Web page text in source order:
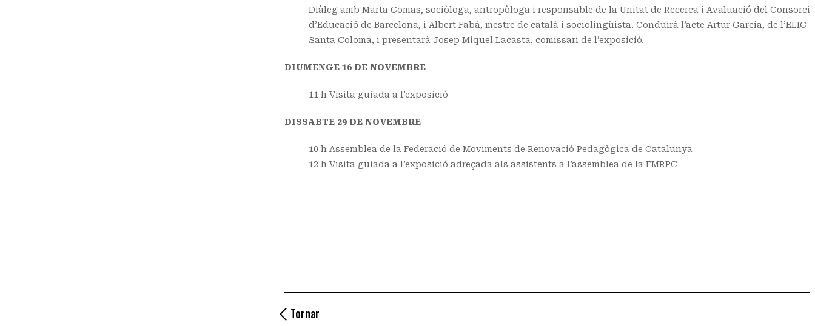
Diàleg amb Marta Comas, sociòloga, antropòloga i responsable de la Unitat de Recerca i Avaluació del Consorci
d’Educació de Barcelona, i Albert Fabà, mestre de català i sociolingüista. Conduirà l’acte Artur Garcia, de l’ELIC
Santa Coloma, i presentarà Josep Miquel Lacasta, comissari de l’exposició.
DIUMENGE 16 DE NOVEMBRE
11 h Visita guiada a l’exposició
DISSABTE 29 DE NOVEMBRE
10 h Assemblea de la Federació de Moviments de Renovació Pedagògica de Catalunya
12 h Visita guiada a l’exposició adreçada als assistents a l’assemblea de la FMRPC
Tornar